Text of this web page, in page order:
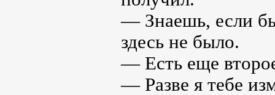
— Знаешь, если
здесь не было.
— Есть еще
— Разве я тебе